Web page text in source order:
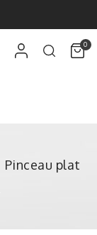
0
Pinceau plat